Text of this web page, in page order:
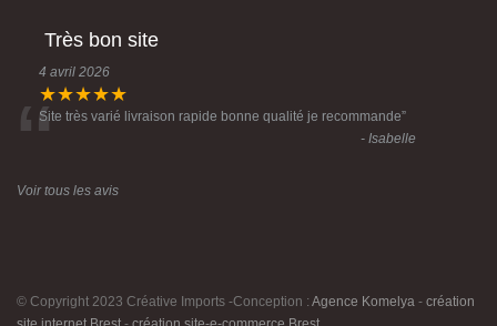
Très bon site
4 avril 2026
★★★★★
“Site très varié livraison rapide bonne qualité je recommande”
- Isabelle
Voir tous les avis
© Copyright 2023 Créative Imports -Conception : Agence Komelya - création